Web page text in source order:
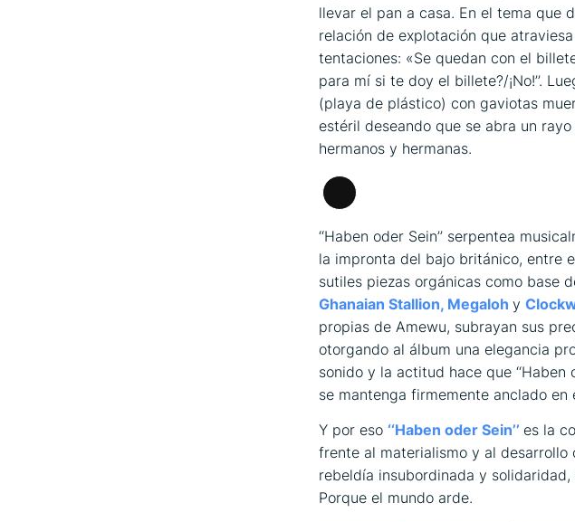
llevar el pan a casa. En el tema que
relación de explotación que
tentaciones: «Se quedan con el
para mí si te doy el billete?/¡No!’’.
(playa de plástico) con gaviotas
estéril deseando que se abra un
hermanos y hermanas.
Larga
‘‘Haben oder Sein’’ serpentea
la impronta del bajo británico, entre
sutiles piezas orgánicas como base
Ghanaian Stallion, Megaloh y
propias de Amewu, subrayan sus
otorgando al álbum una elegancia
sonido y la actitud hace que
se mantenga firmemente anclado en
Y por eso ‘‘Haben oder Sein’’ es la
frente al materialismo y al desarrollo
rebeldía insubordinada y
Porque el mundo arde.